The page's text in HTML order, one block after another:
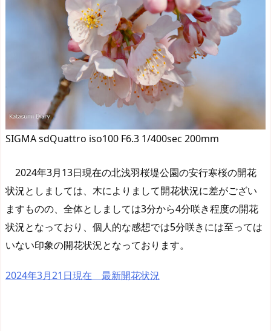
SIGMA sdQuattro iso100 F6.3 1/400sec 200mm
2024年3月13日現在の北浅羽桜堤公園の安行寒桜の開花
状況としましては、木によりまして開花状況に差がござい
ますものの、全体としましては3分から4分咲き程度の開花
状況となっており、個人的な感想では5分咲きには至っては
いない印象の開花状況となっております。
2024年3月21日現在 最新開花状況